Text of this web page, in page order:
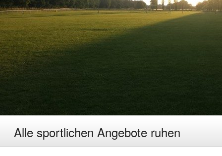
Alle sportlichen Angebote ruhen